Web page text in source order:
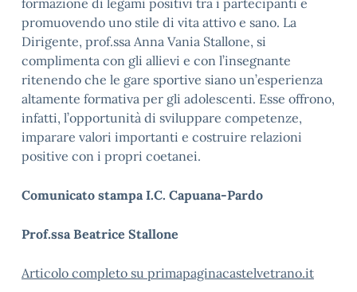
formazione di legami positivi tra i partecipanti e
promuovendo uno stile di vita attivo e sano. La
Dirigente, prof.ssa Anna Vania Stallone, si
complimenta con gli allievi e con l’insegnante
ritenendo che le gare sportive siano un’esperienza
altamente formativa per gli adolescenti. Esse offrono,
infatti, l’opportunità di sviluppare competenze,
imparare valori importanti e costruire relazioni
positive con i propri coetanei.
Comunicato stampa I.C. Capuana-Pardo
Prof.ssa Beatrice Stallone
Articolo completo su primapaginacastelvetrano.it